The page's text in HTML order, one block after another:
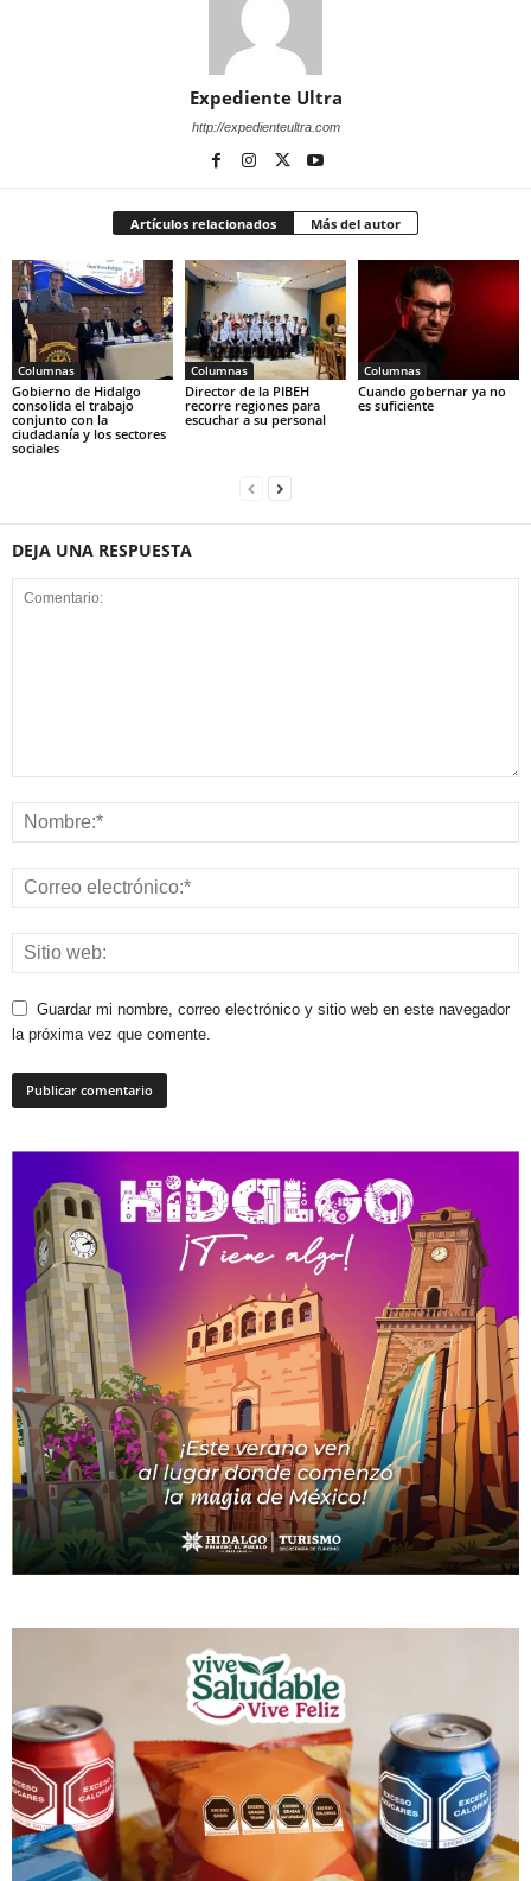
Expediente Ultra
http://expedienteultra.com
Artículos relacionados Más del autor
Columnas
Gobierno de Hidalgo
consolida el trabajo
conjunto con la
ciudadanía y los sectores
sociales
Columnas
Director de la PIBEH
recorre regiones para
escuchar a su personal
Columnas
Cuando gobernar ya no
es suficiente
DEJA UNA RESPUESTA
Guardar mi nombre, correo electrónico y sitio web en este navegador
la próxima vez que comente.